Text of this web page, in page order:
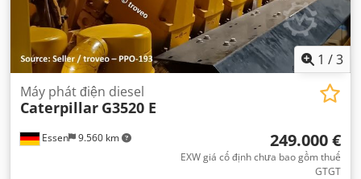
1 /3
Essen 9.560 km
Máy phát điện diesel
Caterpillar G3520 E
249.000 €
EXW giá cố định chưa bao gồm thuế
GTGT